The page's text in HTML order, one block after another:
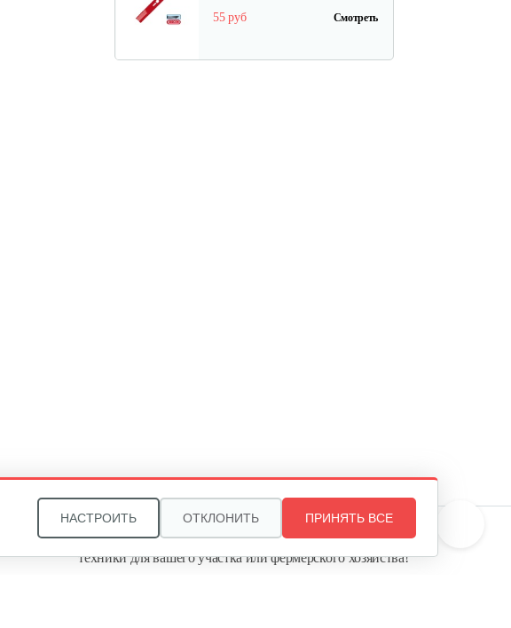
55 руб Смотреть
221 руб Смотреть
Звоните, и мы поможем подобрать идеальный вариант
техники для вашего участка или фермерского хозяйства!
НАСТРОИТЬ ОТКЛОНИТЬ ПРИНЯТЬ ВСЕ